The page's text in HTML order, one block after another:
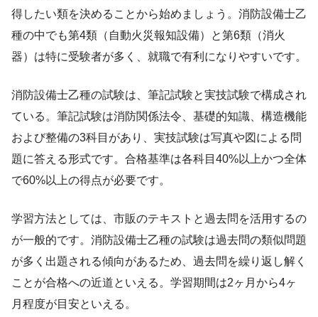
得したい類を決めることから始めましょう。消防設備士乙
種の中でも第4類（自動火災報知設備）と第6類（消火
器）は特に受験者が多く、就職で有利になりやすいです。
消防設備士乙種の試験は、筆記試験と実技試験で構成され
ている。筆記試験は消防関係法令、基礎的知識、構造機能
および整備の3科目があり、実技試験は写真や図による問
題に答える形式です。合格基準は各科目40%以上かつ全体
で60%以上の得点が必要です。
学習方法としては、市販のテキストと過去問を活用するの
が一般的です。消防設備士乙種の試験は過去問の類似問題
が多く出題される傾向があるため、過去問を繰り返し解く
ことが合格への近道といえる。学習期間は2ヶ月から4ヶ
月程度が目安といえる。